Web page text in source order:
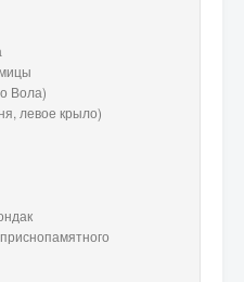
Вола)
левое крыло)